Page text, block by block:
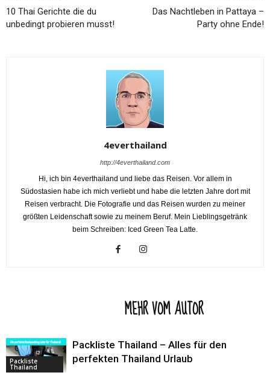
10 Thai Gerichte die du
unbedingt probieren musst!
Das Nachtleben in Pattaya –
Party ohne Ende!
4everthailand
http://4everthailand.com
Hi, ich bin 4everthailand und liebe das Reisen. Vor allem in
Südostasien habe ich mich verliebt und habe die letzten Jahre dort mit
Reisen verbracht. Die Fotografie und das Reisen wurden zu meiner
größten Leidenschaft sowie zu meinem Beruf. Mein Lieblingsgetränk
beim Schreiben: Iced Green Tea Latte.
MEHR VOM AUTOR
Packliste
Thailand
Packliste Thailand – Alles für den
perfekten Thailand Urlaub